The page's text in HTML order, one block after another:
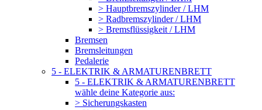
> Hauptbremszylinder / LHM
> Radbremszylinder / LHM
> Bremsflüssigkeit / LHM
Bremsen
Bremsleitungen
Pedalerie
5 - ELEKTRIK & ARMATURENBRETT
5 - ELEKTRIK & ARMATURENBRETT
wähle deine Kategorie aus:
> Sicherungskasten